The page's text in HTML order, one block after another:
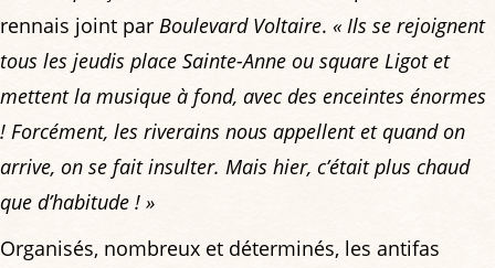
rennais joint par Boulevard Voltaire. « Ils se rejoignent
tous les jeudis place Sainte-Anne ou square Ligot et
mettent la musique à fond, avec des enceintes énormes
! Forcément, les riverains nous appellent et quand on
arrive, on se fait insulter. Mais hier, c’était plus chaud
que d’habitude ! »
Organisés, nombreux et déterminés, les antifas